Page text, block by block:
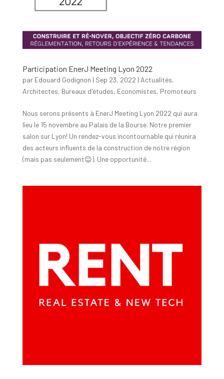
Participation EnerJ Meeting Lyon 2022
par Edouard Godignon | Sep 23, 2022 | Actualités,
Architectes, Bureaux d'études, Economistes, Promoteurs
Nous serons présents à EnerJ Meeting Lyon 2022 qui aura
lieu le 15 novembre au Palais de la Bourse. Notre premier
salon sur Lyon! Un rendez-vous incontournable qui réunira
des acteurs influents de la construction de notre région
(mais pas seulement😉). Une opportunité...